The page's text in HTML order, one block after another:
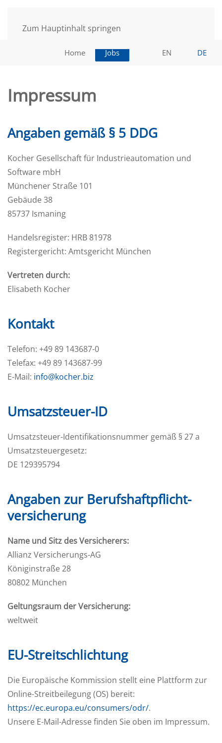
Zum Hauptinhalt springen
Home Jobs EN DE
Impressum
Angaben gemäß § 5 DDG
Kocher Gesellschaft für Industrieautomation und
Software mbH
Münchener Straße 101
Gebäude 38
85737 Ismaning
Handelsregister: HRB 81978
Registergericht: Amtsgericht München
Vertreten durch:
Elisabeth Kocher
Kontakt
Telefon: +49 89 143687-0
Telefax: +49 89 143687-99
E-Mail: info@kocher.biz
Umsatzsteuer-ID
Umsatzsteuer-Identifikationsnummer gemäß § 27 a
Umsatzsteuergesetz:
DE 129395794
Angaben zur Berufs­haftpflicht­
versicherung
Name und Sitz des Versicherers:
Allianz Versicherungs-AG
Königinstraße 28
80802 München
Geltungsraum der Versicherung:
weltweit
EU-Streitschlichtung
Die Europäische Kommission stellt eine Plattform zur
Online-Streitbeilegung (OS) bereit:
https://ec.europa.eu/consumers/odr/.
Unsere E-Mail-Adresse finden Sie oben im Impressum.